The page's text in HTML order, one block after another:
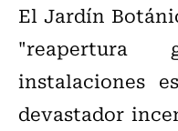
El Jardín
instalaciones
devastador